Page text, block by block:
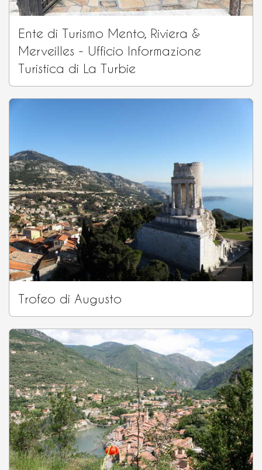
Ente di Turismo Mento, Riviera &
Merveilles - Ufficio Informazione
Turistica di La Turbie
Trofeo di Augusto